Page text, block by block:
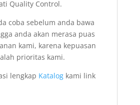
Quality Control.
coba sebelum anda bawa
anda akan merasa puas
kami, karena kepuasan
prioritas kami.
lengkap Katalogkami link